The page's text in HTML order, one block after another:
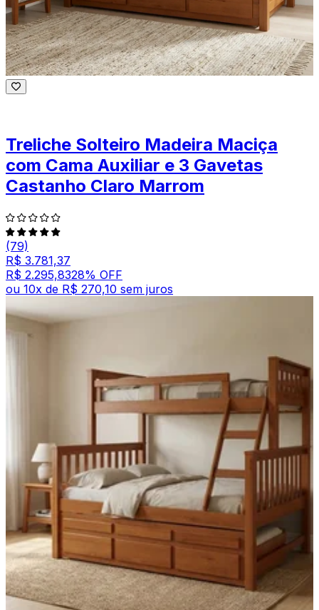
Treliche Solteiro Madeira Maciça
com Cama Auxiliar e 3 Gavetas
Castanho Claro Marrom
(79)
R$ 3.781,37
R$ 2.295,8328% OFF
ou 10x de R$ 270,10 sem juros